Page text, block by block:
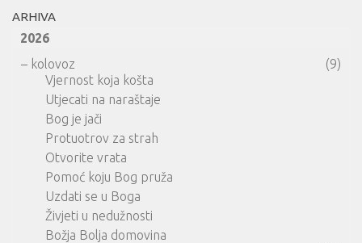
ARHIVA
2026
– kolovoz
(9)
Vjernost koja košta
Utjecati na naraštaje
Bog je jači
Protuotrov za strah
Otvorite vrata
Pomoć koju Bog pruža
Uzdati se u Boga
Živjeti u nedužnosti
Božja Bolja domovina